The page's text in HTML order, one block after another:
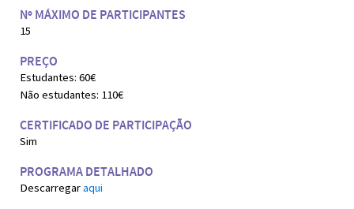
Nº MÁXIMO DE PARTICIPANTES
15
PREÇO
Estudantes: 60€
Não estudantes: 110€
CERTIFICADO DE PARTICIPAÇÃO
Sim
PROGRAMA DETALHADO
Descarregaraqui